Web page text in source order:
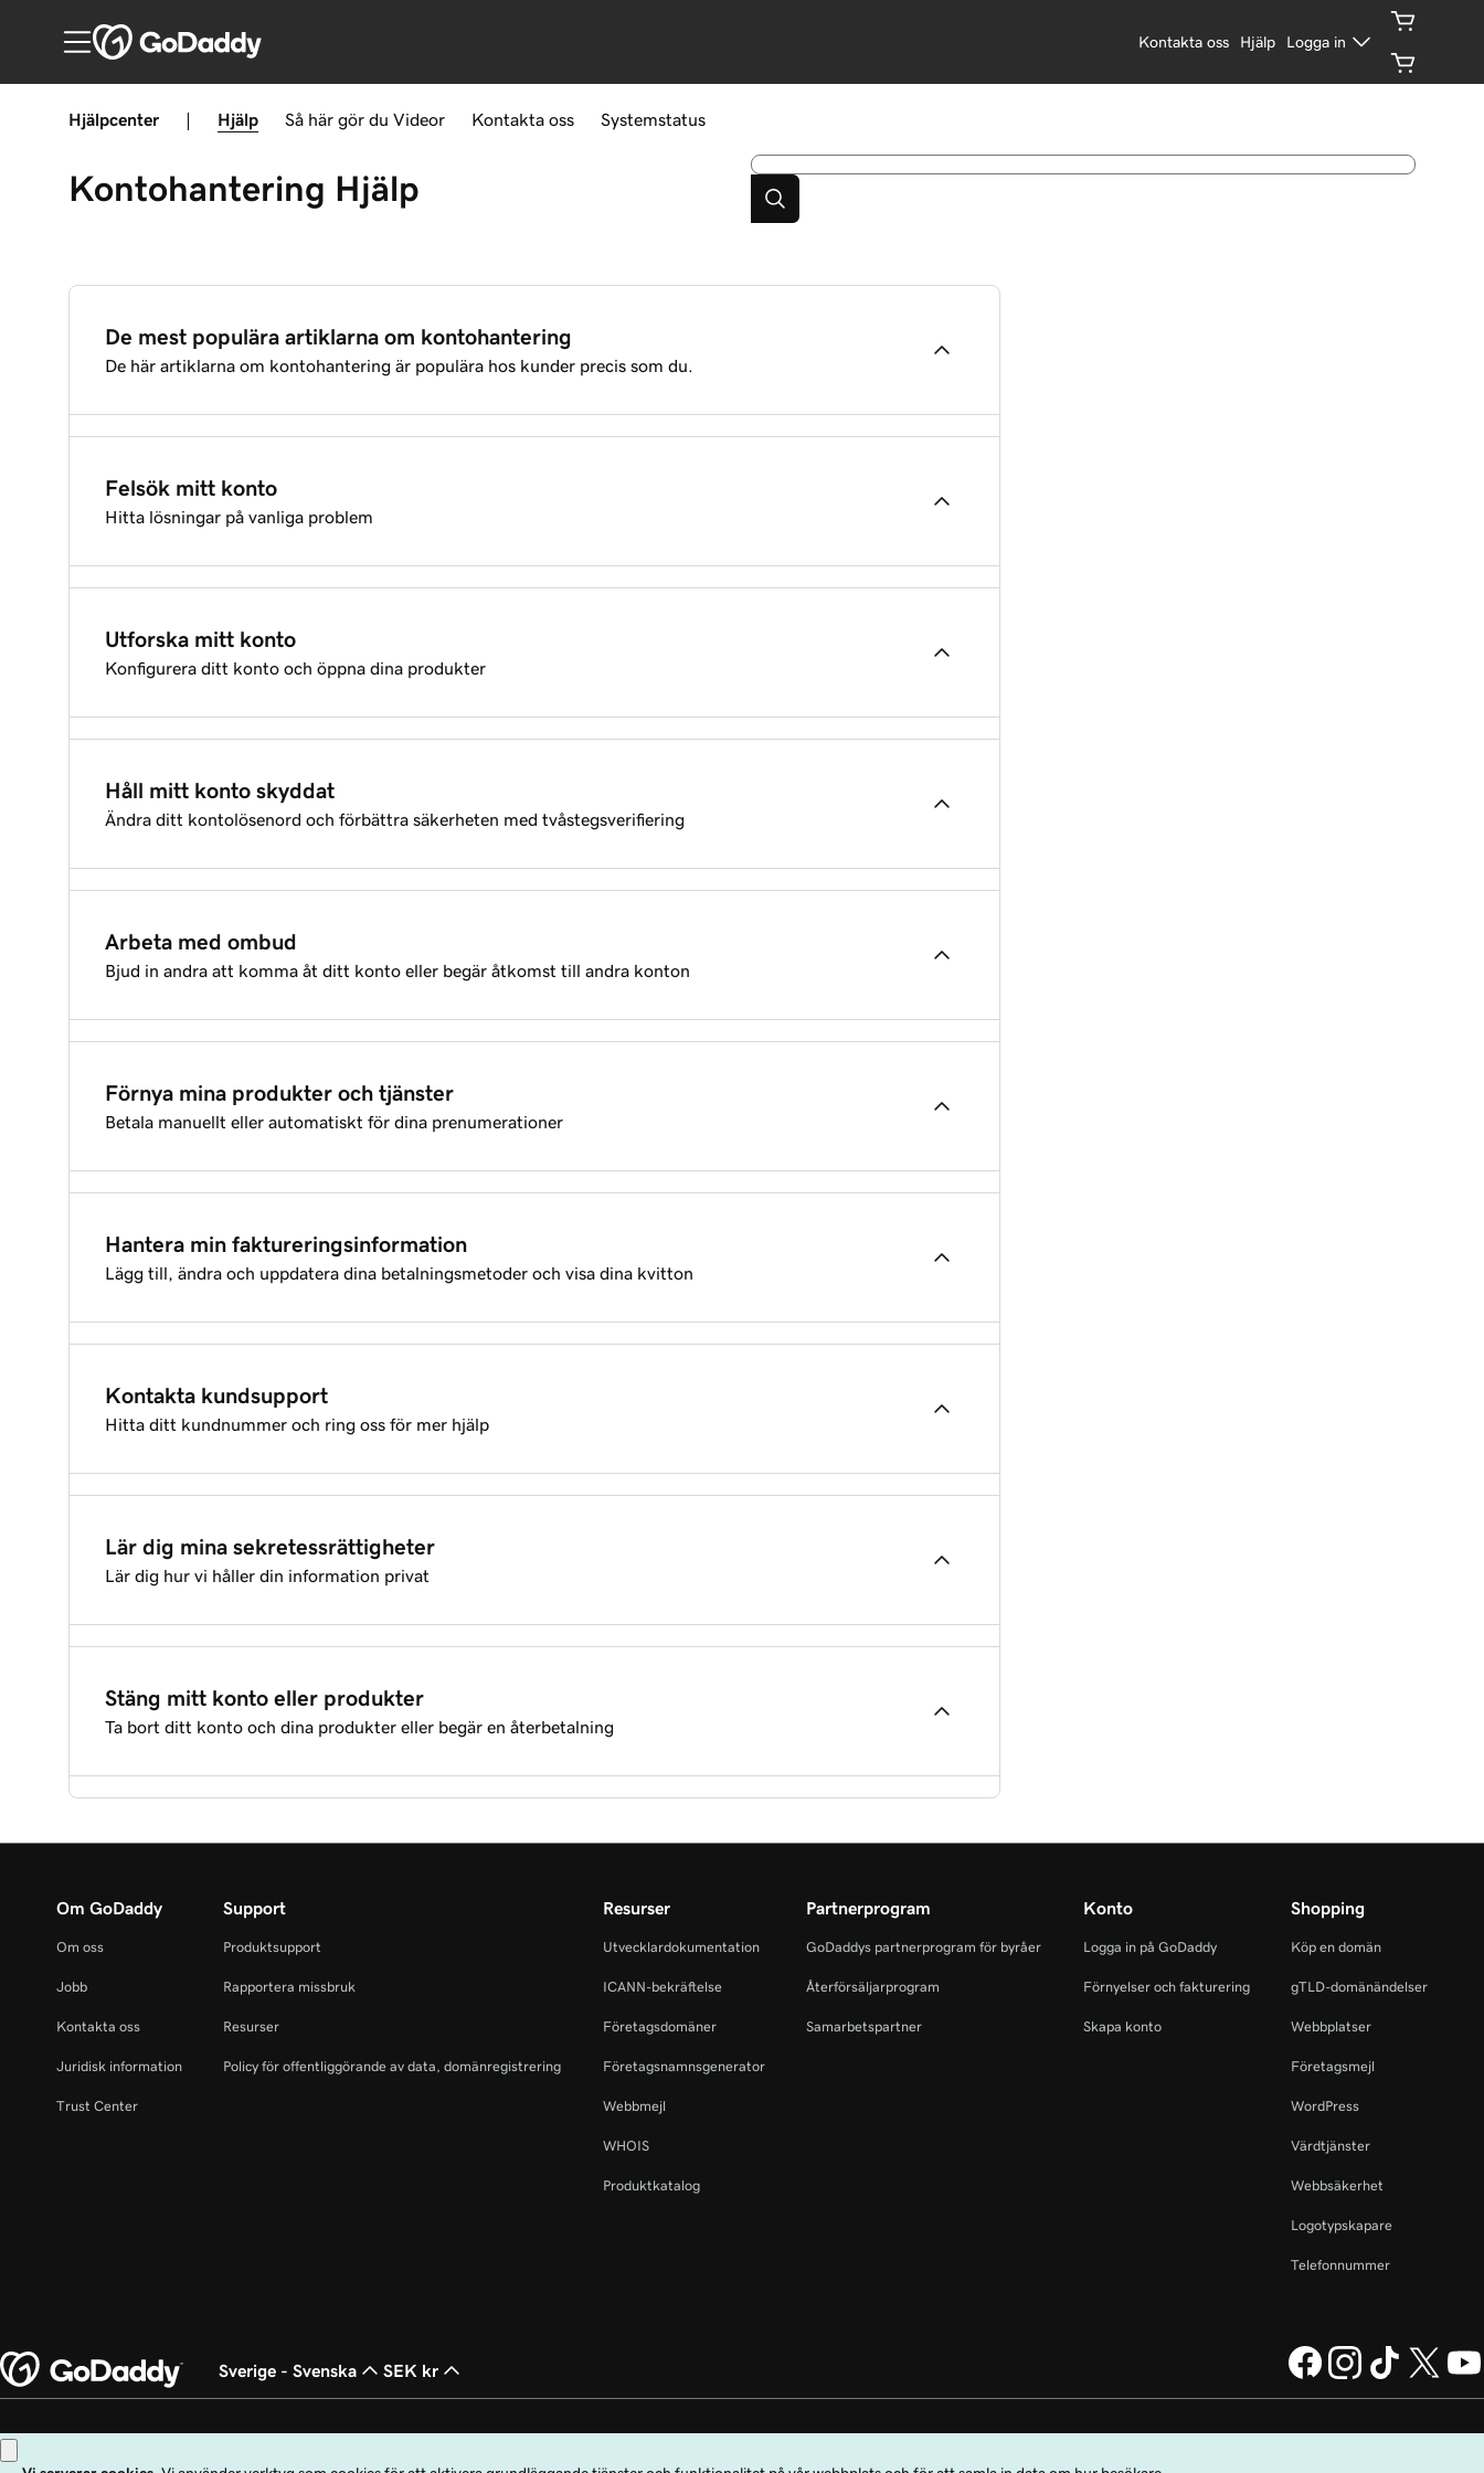
Kontakta oss Hjälp Logga in
Hjälpcenter Hjälp Så här gör du Videor Kontakta oss Systemstatus
Kontohantering Hjälp
De mest populära artiklarna om kontohantering
De här artiklarna om kontohantering är populära hos kunder precis som du.
Avbryta en metod för identitetsverifiering
Kontakt kundsupporten på GoDaddy
Felsök mitt konto
Hitta lösningar på vanliga problem
Jag har glömt mitt användarnamn
Felsökning: Metoder för verifiering av identitet
Utforska mitt konto
Konfigurera ditt konto och öppna dina produkter
Skapa ett GoDaddy-konto
Uppdatera min GoDaddy-kontoprofil
Håll mitt konto skyddat
Ändra ditt kontolösenord och förbättra säkerheten med tvåstegsverifiering
Uppdatera min GoDaddy-kontoaktivitet
Ändra mitt verifieringstelefonnummer
Arbeta med ombud
Bjud in andra att komma åt ditt konto eller begär åtkomst till andra konton
Åtkomst för ombud: Behörighetsnivåer
Begär åtkomst till en annan persons GoDaddy-konto
Ta bort en ombudsanvändare från mitt konto
Förnya mina produkter och tjänster
Betala manuellt eller automatiskt för dina prenumerationer
Aktivera automatisk förnyelse
Hantera min faktureringsinformation
Lägg till, ändra och uppdatera dina betalningsmetoder och visa dina kvitton
Ändra betalningsmetod för min prenumeration
Ta bort en betalningsmetod
Kontakta kundsupport
Hitta ditt kundnummer och ring oss för mer hjälp
Vilket är mitt kundnummer?
Lär dig mina sekretessrättigheter
Lär dig hur vi håller din information privat
Hur vi använder dina uppgifter
Stäng mitt konto eller produkter
Ta bort ditt konto och dina produkter eller begär en återbetalning
Om GoDaddy
Om oss
Jobb
Kontakta oss
Juridisk information
Trust Center
Support
Produktsupport
Rapportera missbruk
Resurser
Policy för offentliggörande av data, domänregistrering
Resurser
Utvecklardokumentation
ICANN-bekräftelse
Företagsdomäner
Företagsnamnsgenerator
Webbmejl
WHOIS
Produktkatalog
Partnerprogram
GoDaddys partnerprogram för byråer
Återförsäljarprogram
Samarbetspartner
Konto
Logga in på GoDaddy
Förnyelser och fakturering
Skapa konto
Shopping
Köp en domän
gTLD-domänändelser
Webbplatser
Företagsmejl
WordPress
Värdtjänster
Webbsäkerhet
Logotypskapare
Telefonnummer
Sverige - Svenska SEK kr
Copyright © 1999 - 2026 GoDaddy Operating Company, LLC. Med ensamrätt. Ordmärket GoDaddy är ett registrerat varumärke som tillhör GoDaddy Operating Company, LLC i USA och
andra länder. Logotypen ”GO” är ett registrerat varumärke som tillhör GoDaddy.com, LLC i USA.